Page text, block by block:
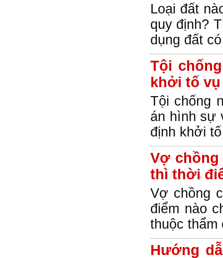
Loại đất
quy định?
dụng đất
Tội
khởi tố
Tội chống
án hình sự
định khởi
Vợ
thì thời
Vợ chồng
điểm nào
thuộc thẩm
Hướng